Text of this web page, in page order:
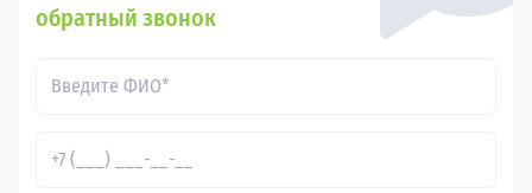
обратный звонок